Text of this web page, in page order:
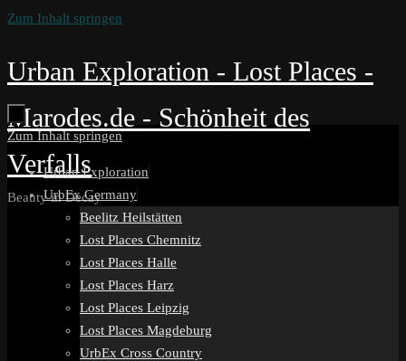
Zum Inhalt springen
Urban Exploration - Lost Places -
Marodes.de - Schönheit des
Verfalls
Beauty in Decay
Zum Inhalt springen
Urban Exploration
UrbEx Germany
Beelitz Heilstätten
Lost Places Chemnitz
Lost Places Halle
Lost Places Harz
Lost Places Leipzig
Lost Places Magdeburg
UrbEx Cross Country